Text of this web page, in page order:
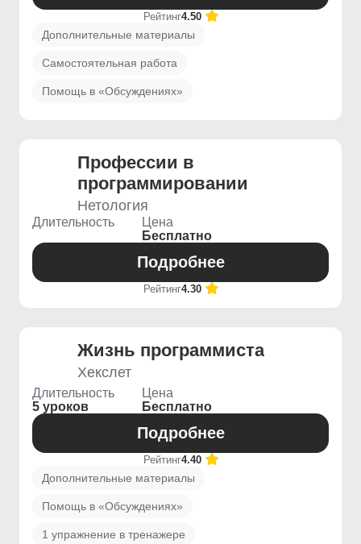
Рейтинг4.50
Дополнительные материалы
Самостоятельная работа
Помощь в «Обсуждениях»
Профессии в
программировании
Нетология
Длительность
Цена
Бесплатно
Подробнее
Рейтинг4.30
Жизнь программиста
Хекслет
Длительность
5 уроков
Цена
Бесплатно
Подробнее
Рейтинг4.40
Дополнительные материалы
Помощь в «Обсуждениях»
1 упражнение в тренажере